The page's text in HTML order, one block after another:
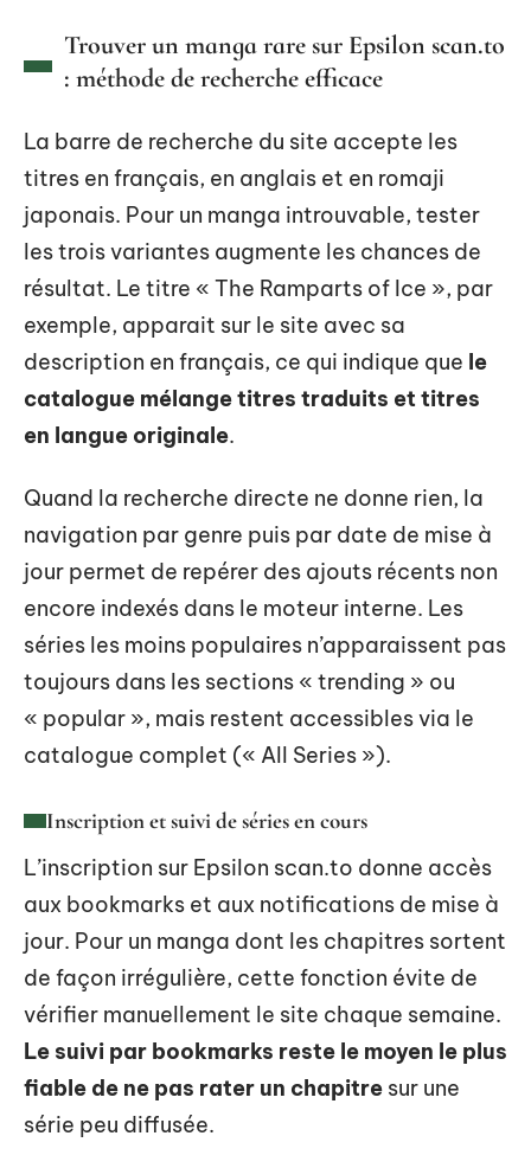
Trouver un manga rare sur Epsilon scan.to
: méthode de recherche efficace
La barre de recherche du site accepte les
titres en français, en anglais et en romaji
japonais. Pour un manga introuvable, tester
les trois variantes augmente les chances de
résultat. Le titre « The Ramparts of Ice », par
exemple, apparait sur le site avec sa
description en français, ce qui indique que le
catalogue mélange titres traduits et titres
en langue originale.
Quand la recherche directe ne donne rien, la
navigation par genre puis par date de mise à
jour permet de repérer des ajouts récents non
encore indexés dans le moteur interne. Les
séries les moins populaires n’apparaissent pas
toujours dans les sections « trending » ou
« popular », mais restent accessibles via le
catalogue complet (« All Series »).
Inscription et suivi de séries en cours
L’inscription sur Epsilon scan.to donne accès
aux bookmarks et aux notifications de mise à
jour. Pour un manga dont les chapitres sortent
de façon irrégulière, cette fonction évite de
vérifier manuellement le site chaque semaine.
Le suivi par bookmarks reste le moyen le plus
fiable de ne pas rater un chapitre sur une
série peu diffusée.